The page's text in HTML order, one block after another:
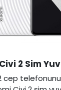
2 Sim
cep